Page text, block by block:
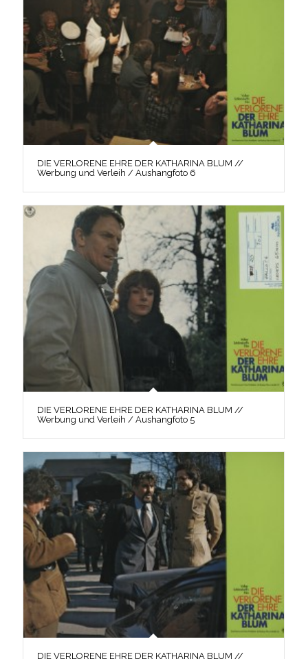
DIE VERLORENE EHRE DER KATHARINA BLUM //
Werbung und Verleih / Aushangfoto 6
DIE VERLORENE EHRE DER KATHARINA BLUM //
Werbung und Verleih / Aushangfoto 5
DIE VERLORENE EHRE DER KATHARINA BLUM //